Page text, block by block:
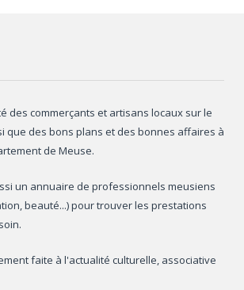
des commerçants et artisans locaux sur le
que des bons plans et des bonnes affaires à
de Meuse.
un annuaire de professionnels meusiens
beauté...) pour trouver les prestations
faite à l'actualité culturelle, associative